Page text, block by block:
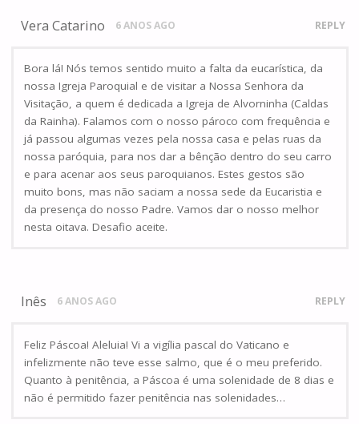
Vera Catarino 6 ANOS AGO REPLY
Bora lá! Nós temos sentido muito a falta da eucarística, da
nossa Igreja Paroquial e de visitar a Nossa Senhora da
Visitação, a quem é dedicada a Igreja de Alvorninha (Caldas
da Rainha). Falamos com o nosso pároco com frequência e
já passou algumas vezes pela nossa casa e pelas ruas da
nossa paróquia, para nos dar a bênção dentro do seu carro
e para acenar aos seus paroquianos. Estes gestos são
muito bons, mas não saciam a nossa sede da Eucaristia e
da presença do nosso Padre. Vamos dar o nosso melhor
nesta oitava. Desafio aceite.
Inês 6 ANOS AGO REPLY
Feliz Páscoa! Aleluia! Vi a vigília pascal do Vaticano e
infelizmente não teve esse salmo, que é o meu preferido.
Quanto à penitência, a Páscoa é uma solenidade de 8 dias e
não é permitido fazer penitência nas solenidades…